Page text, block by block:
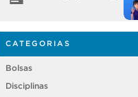
CATEGORIAS
Bolsas
Disciplinas